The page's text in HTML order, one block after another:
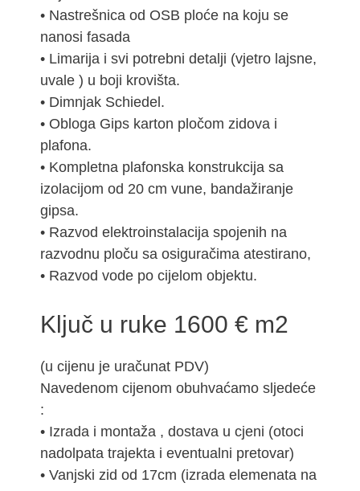
• Nastrešnica od OSB ploće na koju se
nanosi fasada
• Limarija i svi potrebni detalji (vjetro lajsne,
uvale ) u boji krovišta.
• Dimnjak Schiedel.
• Obloga Gips karton pločom zidova i
plafona.
• Kompletna plafonska konstrukcija sa
izolacijom od 20 cm vune, bandažiranje
gipsa.
• Razvod elektroinstalacija spojenih na
razvodnu ploču sa osiguračima atestirano,
• Razvod vode po cijelom objektu.
Ključ u ruke 1600 € m2
(u cijenu je uračunat PDV)
Navedenom cijenom obuhvaćamo sljedeće
:
• Izrada i montaža , dostava u cjeni (otoci
nadolpata trajekta i eventualni pretovar)
• Vanjski zid od 17cm (izrada elemenata na